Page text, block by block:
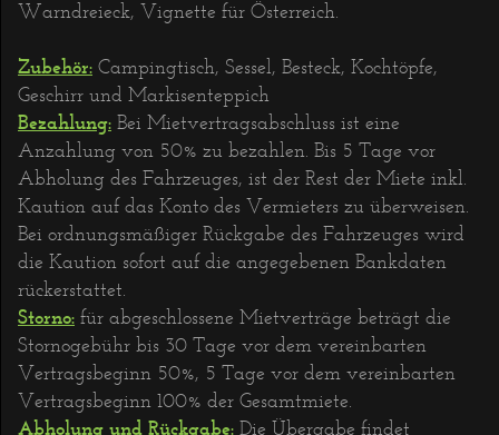
Warndreieck, Vignette für Österreich.
Zubehör: Campingtisch, Sessel, Besteck, Kochtöpfe,
Geschirr und Markisenteppich
Bezahlung: Bei Mietvertragsabschluss ist eine
Anzahlung von 50% zu bezahlen. Bis 5 Tage vor
Abholung des Fahrzeuges, ist der Rest der Miete inkl.
Kaution auf das Konto des Vermieters zu überweisen.
Bei ordnungsmäßiger Rückgabe des Fahrzeuges wird
die Kaution sofort auf die angegebenen Bankdaten
rückerstattet.
Storno: für abgeschlossene Mietverträge beträgt die
Stornogebühr bis 30 Tage vor dem vereinbarten
Vertragsbeginn 50%, 5 Tage vor dem vereinbarten
Vertragsbeginn 100% der Gesamtmiete.
Abholung und Rückgabe: Die Übergabe findet